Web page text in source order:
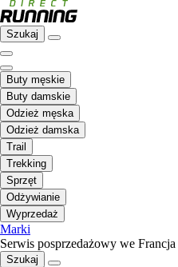
Szukaj
Buty męskie
Buty damskie
Odzież męska
Odzież damska
Trail
Trekking
Sprzęt
Odżywianie
Wyprzedaż
Marki
Serwis posprzedażowy we Francja
Szukaj